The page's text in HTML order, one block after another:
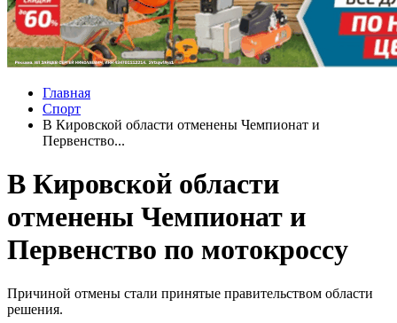
Главная
Спорт
В Кировской области отменены Чемпионат и
Первенство...
В Кировской области
отменены Чемпионат и
Первенство по мотокроссу
Причиной отмены стали принятые правительством области
решения.